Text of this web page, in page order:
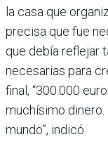
la casa que
precisa que fue
que debía reflejar
necesarias para
final, “300.000
muchísimo
mundo”, indicó.